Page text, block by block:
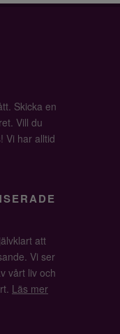
Skicka en
Vill du
Vi har alltid
att
Vi ser
vårt liv och
Läs mer